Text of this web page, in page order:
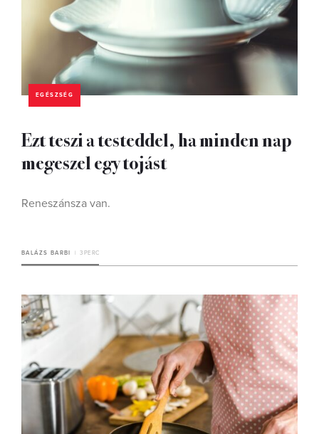
EGÉSZSÉG
Ezt teszi a testeddel, ha minden nap
megeszel egy tojást
Reneszánsza van.
BALÁZS BARBI 3 PERC